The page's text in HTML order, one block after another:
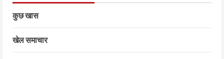
कुछ खास
खेल समाचार